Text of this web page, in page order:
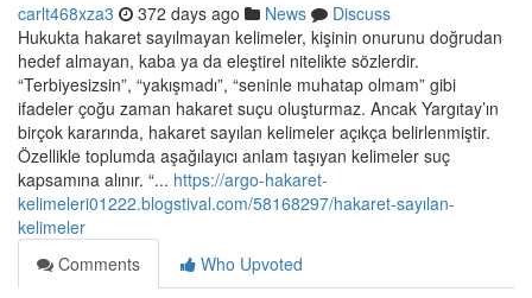
carlt468xza3 372 days ago News
Discuss
Hukukta hakaret sayılmayan kelimeler, kişinin onurunu doğrudan
hedef almayan, kaba ya da eleştirel nitelikte sözlerdir.
“Terbiyesizsin”, “yakışmadı”, “seninle muhatap olmam” gibi
ifadeler çoğu zaman hakaret suçu oluşturmaz. Ancak Yargıtay’ın
birçok kararında, hakaret sayılan kelimeler açıkça belirlenmiştir.
Özellikle toplumda aşağılayıcı anlam taşıyan kelimeler suç
kapsamına alınır. “... https://argo-hakaret-
kelimeleri01222.blogstival.com/58168297/hakaret-sayılan-
kelimeler
Comments
Who Upvoted